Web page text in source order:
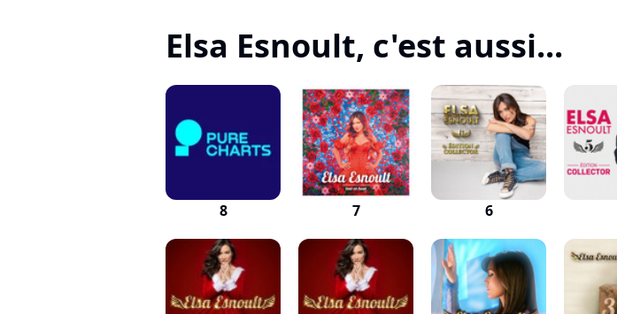
Elsa Esnoult, c'est aussi...
8 7 6